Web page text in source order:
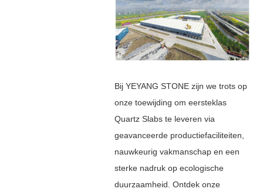
Bij YEYANG STONE zijn we trots op
onze toewijding om eersteklas
Quartz Slabs te leveren via
geavanceerde productiefaciliteiten,
nauwkeurig vakmanschap en een
sterke nadruk op ecologische
duurzaamheid. Ontdek onze